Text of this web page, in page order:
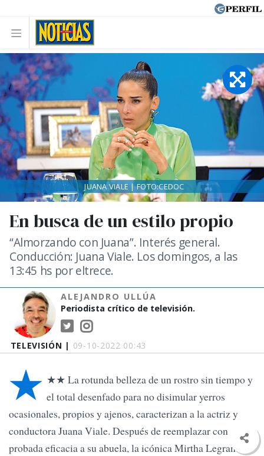
TELEVISIÓN | 09-10-2022 00:43
En busca de un estilo propio
“Almorzando con Juana”. Interés general.
Conducción: Juana Viale. Los domingos, a las
13:45 hs por eltrece.
ALEJANDRO ULLÚA
Periodista crítico de televisión.
JUANA VIALE | FOTO:CEDOC
★ ★★ La rotunda belleza de un rostro sin tiempo y
el total desenfado para no disimular yerros
ocasionales, propios y ajenos, caracterizan a la actriz y
conductora Juana Viale. Después de reemplazar con
probada eficacia a su abuela, la icónica Mirtha Legrand,